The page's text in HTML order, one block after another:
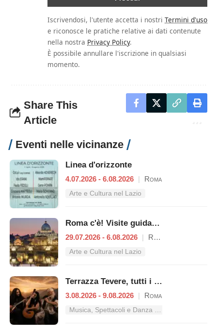
Iscrivendosi, l'utente accetta i nostri Termini d'uso
e riconosce le pratiche relative ai dati contenute
nella nostra Privacy Policy.
È possibile annullare l'iscrizione in qualsiasi
momento.
Share This
Article
Eventi nelle vicinanze
Linea d'orizzonte
4.07.2026 - 6.08.2026 | Roma
Arte e Cultura nel Lazio
Roma c'è! Visite guidate (anche per bambini) dal 29 luglio al 6 agosto 2026
29.07.2026 - 6.08.2026 | Roma
Arte e Cultura nel Lazio
Terrazza Tevere, tutti i concerti dal 3 al 9 agosto
3.08.2026 - 9.08.2026 | Roma